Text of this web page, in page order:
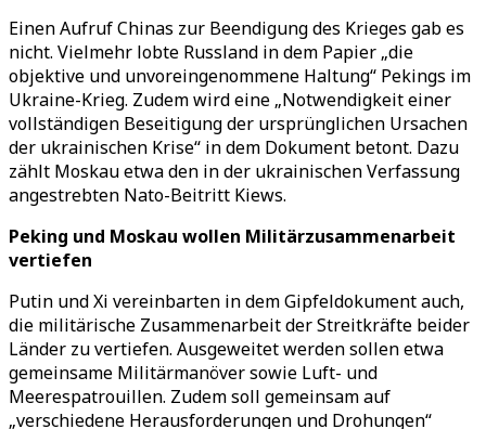
Einen Aufruf Chinas zur Beendigung des Krieges gab es
nicht. Vielmehr lobte Russland in dem Papier „die
objektive und unvoreingenommene Haltung“ Pekings im
Ukraine-Krieg. Zudem wird eine „Notwendigkeit einer
vollständigen Beseitigung der ursprünglichen Ursachen
der ukrainischen Krise“ in dem Dokument betont. Dazu
zählt Moskau etwa den in der ukrainischen Verfassung
angestrebten Nato-Beitritt Kiews.
Peking und Moskau wollen Militärzusammenarbeit
vertiefen
Putin und Xi vereinbarten in dem Gipfeldokument auch,
die militärische Zusammenarbeit der Streitkräfte beider
Länder zu vertiefen. Ausgeweitet werden sollen etwa
gemeinsame Militärmanöver sowie Luft- und
Meerespatrouillen. Zudem soll gemeinsam auf
„verschiedene Herausforderungen und Drohungen“